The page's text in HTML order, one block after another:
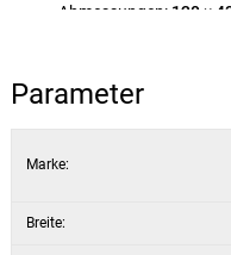
Abmessungen: 120 ×
Weiß und
Parameter
Marke:
Breite: